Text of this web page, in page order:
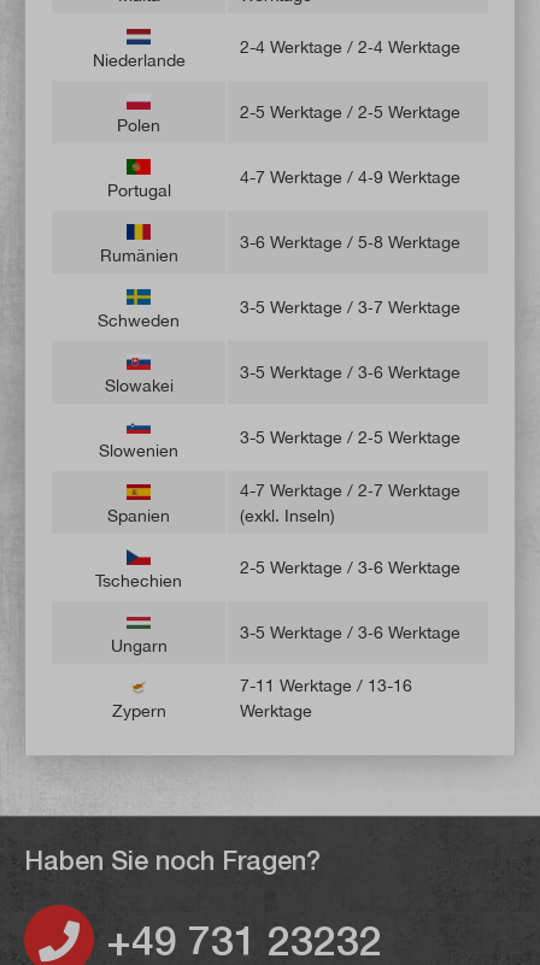
Niederlande
2-4 Werktage / 2‑4 Werktage
Polen
2-5 Werktage / 2‑5 Werktage
Portugal
4-7 Werktage / 4‑9 Werktage
Rumänien
3-6 Werktage / 5‑8 Werktage
Schweden
3-5 Werktage / 3‑7 Werktage
Slowakei
3-5 Werktage / 3‑6 Werktage
Slowenien
3-5 Werktage / 2‑5 Werktage
Spanien
4-7 Werktage / 2‑7 Werktage
(exkl. Inseln)
Tschechien
2-5 Werktage / 3‑6 Werktage
Ungarn
3-5 Werktage / 3‑6 Werktage
Zypern
7-11 Werktage / 13-16
Werktage
Haben Sie noch Fragen?
+49 731 23232